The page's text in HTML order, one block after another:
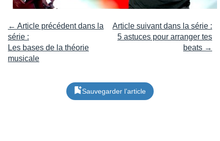
← Article précédent dans la
série :
Les bases de la théorie
musicale
Article suivant dans la série :
5 astuces pour arranger tes
beats →
Sauvegarder l’article